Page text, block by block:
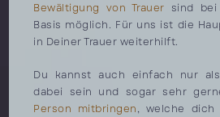
Bewältigung von Trauer sind
Basis möglich. Für uns ist die
in Deiner Trauer weiterhilft.
Du kannst auch einfach nur
dabei sein und sogar sehr
Person mitbringen, welche dich